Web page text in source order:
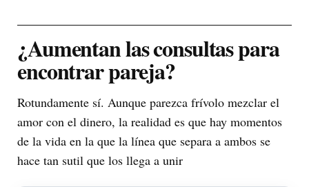
¿Aumentan las consultas para
encontrar pareja?
Rotundamente sí. Aunque parezca frívolo mezclar el
amor con el dinero, la realidad es que hay momentos
de la vida en la que la línea que separa a ambos se
hace tan sutil que los llega a unir